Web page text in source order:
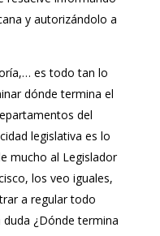
y autorizándolo a
es todo tan lo
dónde termina el
del
legislativa es lo
mucho al Legislador
los veo iguales,
a regular todo
¿Dónde termina